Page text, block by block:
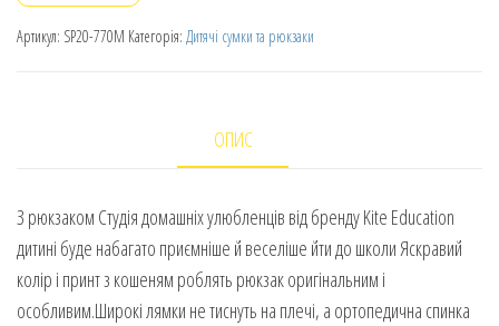
Артикул: SP20-770M Категорія: Дитячі сумки та рюкзаки
ОПИС
З рюкзаком Студія домашніх улюбленців від бренду Kite Education
дитині буде набагато приємніше й веселіше йти до школи Яскравий
колір і принт з кошеням роблять рюкзак оригінальним і
особливим.Широкі лямки не тиснуть на плечі, а ортопедична спинка